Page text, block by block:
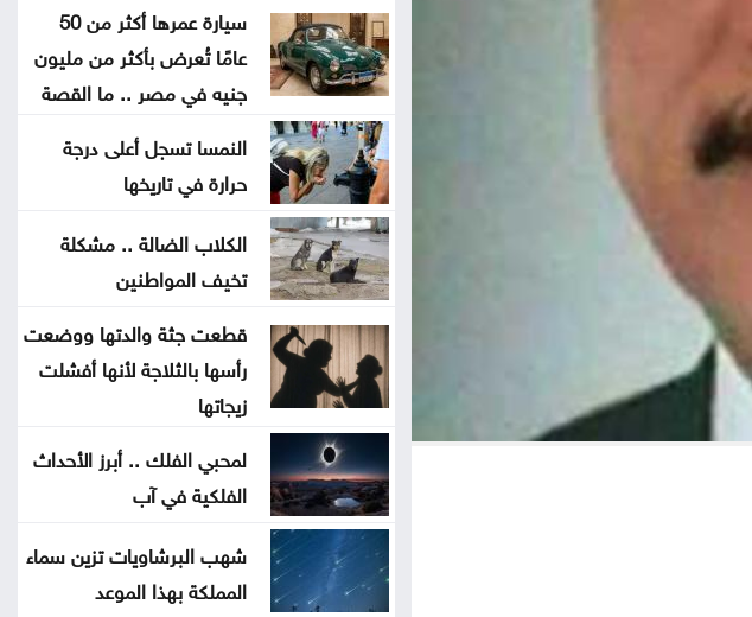
دراسة حديثة: التحدث بأكثر من لغة
يبطئ الشيخوخة البيولوجية للدماغ
لا تغيير على موعد العودة للمدارس
تركيا والسعودية وباكستان تعتزم
توقيع اتفاقية دفاع مشترك
النفط يرتفع 3 دولارات مع دراسة
إيران حظر عبور سفن أميركية وإسرائيلية
مضيق هرمز
ترامب يوقع أمرا تنفيذيا يهدف لتقييد
حق اكتساب الجنسية الأميركية بالولادة
سيارة عمرها أكثر من 50
عامًا تُعرض بأكثر من مليون
جنيه في مصر .. ما القصة
النمسا تسجل أعلى درجة
حرارة في تاريخها
الكلاب الضالة .. مشكلة
تخيف المواطنين
قطعت جثة والدتها ووضعت
رأسها بالثلاجة لأنها أفشلت
زيجاتها
لمحبي الفلك .. أبرز الأحداث
الفلكية في آب
شهب البرشاويات تزين سماء
المملكة بهذا الموعد